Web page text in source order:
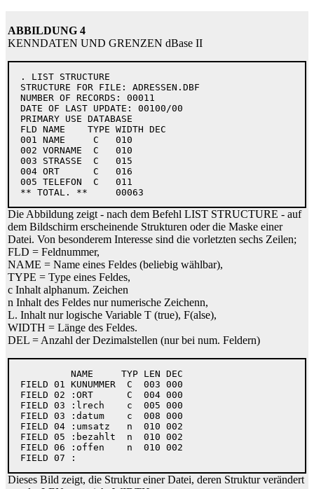
ABBILDUNG 4
KENNDATEN UND GRENZEN dBase II
  . LIST STRUCTURE
  STRUCTURE FOR FILE: ADRESSEN.DBF
  NUMBER OF RECORDS: 00011
  DATE OF LAST UPDATE: 00100/00
  PRIMARY USE DATABASE
  FLD NAME    TYPE WIDTH DEC
  001 NAME     C   010
  002 VORNAME  C   010
  003 STRASSE  C   015
  004 ORT      C   016
  005 TELEFON  C   011
Die Abbildung zeigt - nach dem Befehl LIST STRUCTURE - auf
dem Bildschirm erscheinende Strukturen oder die Maske einer
Datei. Von besonderem Interesse sind die vorletzten sechs Zeilen;
FLD = Feldnummer,
NAME = Name eines Feldes (beliebig wählbar),
TYPE = Type eines Feldes,
c Inhalt alphanum. Zeichen
n Inhalt des Feldes nur numerische Zeichenn,
L. Inhalt nur logische Variable T (true), F(alse),
WIDTH = Länge des Feldes.
DEL = Anzahl der Dezimalstellen (nur bei num. Feldern)
           NAME     TYP LEN DEC
  FIELD 01 KUNUMMER  C  003 000
  FIELD 02 :ORT      C  004 000
  FIELD 03 :lrech    c  005 000
  FIELD 03 :datum    c  008 000
  FIELD 04 :umsatz   n  010 002
  FIELD 05 :bezahlt  n  010 002
  FIELD 06 :offen    n  010 002
Dieses Bild zeigt, die Struktur einer Datei, deren Struktur verändert